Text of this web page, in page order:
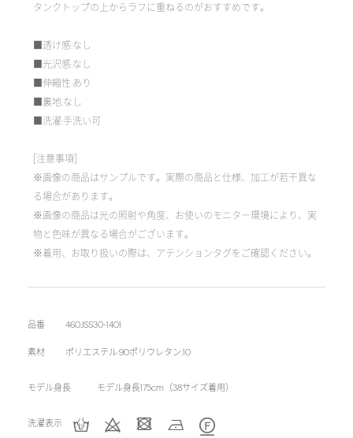
タンクトップの上からラフに重ねるのがおすすめです。
■透け感:なし
■光沢感:なし
■伸縮性:あり
■裏地:なし
■洗濯:手洗い可
[注意事項]
※画像の商品はサンプルです。実際の商品と仕様、加工が若干異な
る場合があります。
※画像の商品は光の照射や角度、お使いのモニター環境により、実
物と色味が異なる場合がございます。
※着用、お取り扱いの際は、アテンションタグをご確認ください。
品番 460JSS30-1401
素材 ポリエステル:90ポリウレタン:10
モデル身長 モデル身長175cm（38サイズ着用）
洗濯表示